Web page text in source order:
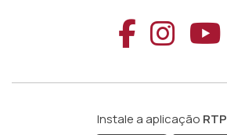
Instale a aplicação